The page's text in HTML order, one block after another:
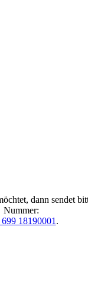
dann sendet
Nummer:
18190001 .